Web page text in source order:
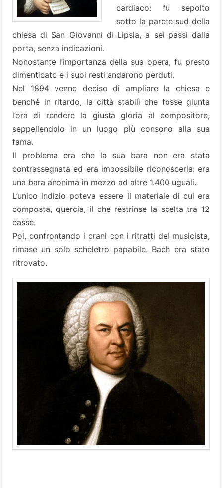
cardiaco: fu sepolto
sotto la parete sud della
chiesa di San Giovanni di Lipsia, a sei passi dalla
porta, senza indicazioni.
Nonostante l’importanza della sua opera, fu presto
dimenticato e i suoi resti andarono perduti.
Nel 1894 venne deciso di ampliare la chiesa e
benché in ritardo, la città stabilì che fosse giunta
l’ora di rendere la giusta gloria al compositore,
seppellendolo in un luogo più consono alla sua
fama.
Il problema era che la sua bara non era stata
contrassegnata ed era impossibile riconoscerla: era
una bara anonima in mezzo ad altre 1.400 uguali.
L’unico indizio poteva essere il materiale di cui era
composta, quercia, il che restrinse la scelta tra 12
casse.
Poi, confrontando i crani con i ritratti del musicista,
rimase un solo scheletro papabile. Bach era stato
ritrovato.